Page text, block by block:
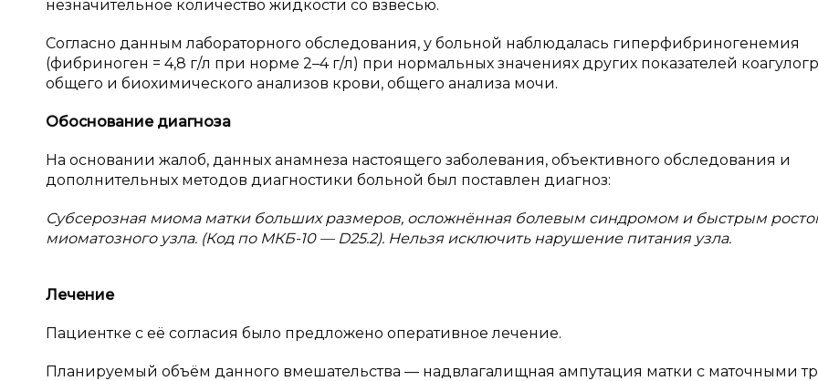
незначительное количество жидкости со взвесью.
Согласно данным лабораторного обследования, у больной наблюдалась гиперфибриногенемия
(фибриноген = 4,8 г/л при норме 2–4 г/л) при нормальных значениях других показателей
общего и биохимического анализов крови, общего анализа мочи.
Обоснование диагноза
На основании жалоб, данных анамнеза настоящего заболевания, объективного обследования и
дополнительных методов диагностики больной был поставлен диагноз:
Субсерозная миома матки больших размеров, осложнённая болевым синдромом и быстрым
миоматозного узла. (Код по МКБ-10 — D25.2). Нельзя исключить нарушение питания узла.
Лечение
Пациентке с её согласия было предложено оперативное лечение.
Планируемый объём данного вмешательства — надвлагалищная ампутация матки с маточными